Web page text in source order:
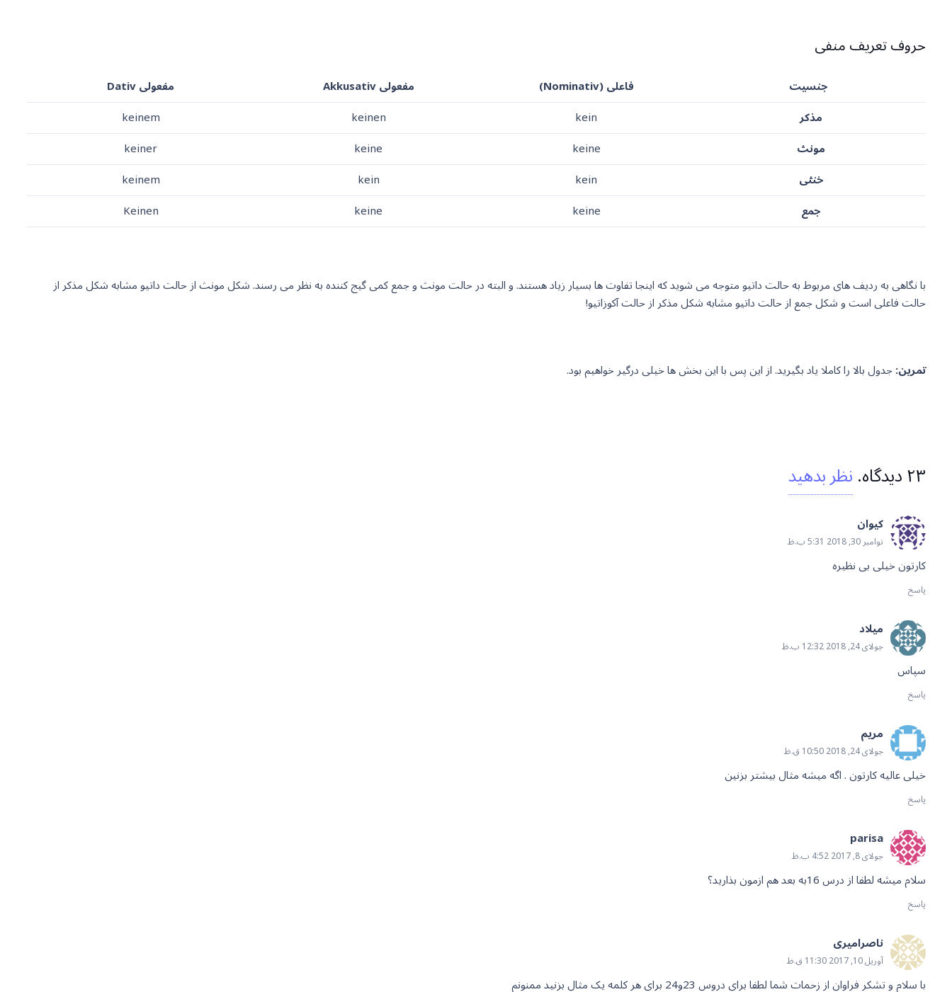
حروف تعریف منفی
جنسیت فاعلی (Nominativ) مفعولی Akkusativ
مفعولی Dativ
مذکر
kein
keinen
keinem
مونث
keine
keine
keiner
خنثی
kein
kein
keinem
جمع
keine
keine
Keinen
با نگاهی به ردیف های مربوط به حالت داتیو متوجه می شوید که اینجا تفاوت ها بسیار زیاد هستند. و البته در حالت مونث و جمع کمی گیج کننده به نظر می رسند. شکل مونث از حالت داتیو مشابه شکل مذکر از
حالت فاعلی است و شکل جمع از حالت داتیو مشابه شکل مذکر از حالت آکوزاتیو!
تمرین:جدول بالا را کاملا یاد بگیرید. از این پس با این بخش ها خیلی درگیر خواهیم بود.
۲۳دیدگاه.نظر بدهید
كيوان
نوامبر 30, 2018 5:31 ب.ظ
کارتون خیلی بی نظیره
پاسخ
میلاد
جولای 24, 2018 12:32 ب.ظ
سپاس
پاسخ
مریم
جولای 24, 2018 10:50 ق.ظ
خیلی عالیه کارتون . اگه میشه مثال بیشتر بزنین
پاسخ
parisa
جولای 8, 2017 4:52 ب.ظ
سلام میشه لطفا از درس 16به بعد هم ازمون بذارید؟
پاسخ
ناصرامیری
آوریل 10, 2017 11:30 ق.ظ
با سلام و تشکر فراوان از زحمات شما لطفا برای دروس 23و24 برای هر کلمه یک مثال بزنید ممنونم